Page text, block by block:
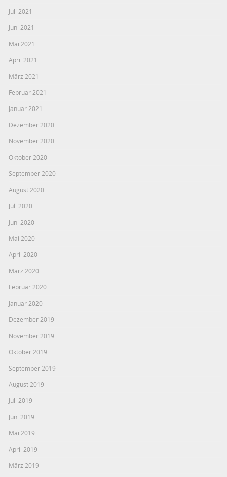
Juli 2021
Juni 2021
Mai 2021
April 2021
März 2021
Februar 2021
Januar 2021
Dezember 2020
November 2020
Oktober 2020
September 2020
August 2020
Juli 2020
Juni 2020
Mai 2020
April 2020
März 2020
Februar 2020
Januar 2020
Dezember 2019
November 2019
Oktober 2019
September 2019
August 2019
Juli 2019
Juni 2019
Mai 2019
April 2019
März 2019